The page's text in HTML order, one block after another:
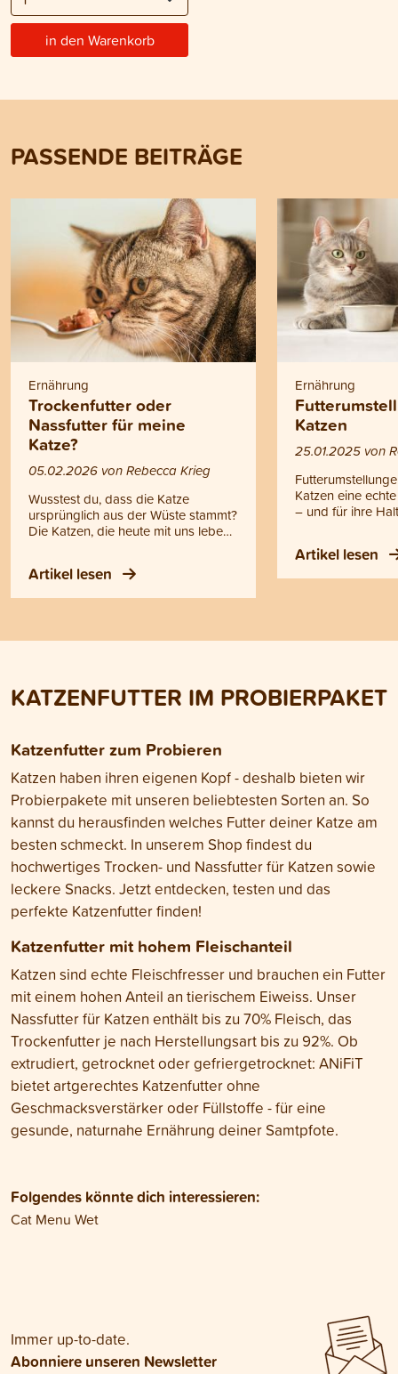
in den Warenkorb
PASSENDE BEITRÄGE
Ernährung
Trockenfutter oder
Nassfutter für meine
Katze?
05.02.2026 von Rebecca Krieg
Wusstest du, dass die Katze
ursprünglich aus der Wüste stammt?
Die Katzen, die heute mit uns leben,
Felbkatze (Felis silvestris lybica),
verwandt. Dieses Wissen hilft, die
und zu entscheiden, ob
diesem Blogartikel erfährst du,
worauf es bei der artgerechten
natürlichen Bedürfnissen am
nächsten kommt.
Artikel lesen
Ernährung
Katzen
25.01.2025 von
Katzen eine
– und für ihre
beim Fressen
eigenen Kopf.
Stubentiger die
erfährst du, wie
Futterumstellung
Artikel lesen
KATZENFUTTER IM PROBIERPAKET
Katzenfutter zum Probieren
Katzen haben ihren eigenen Kopf - deshalb bieten wir
Probierpakete mit unseren beliebtesten Sorten an. So
kannst du herausfinden welches Futter deiner Katze am
besten schmeckt. In unserem Shop findest du
hochwertiges Trocken- und Nassfutter für Katzen sowie
leckere Snacks. Jetzt entdecken, testen und das
perfekte Katzenfutter finden!
Katzenfutter mit hohem Fleischanteil
Katzen sind echte Fleischfresser und brauchen ein Futter
mit einem hohen Anteil an tierischem Eiweiss. Unser
Nassfutter für Katzen enthält bis zu 70% Fleisch, das
Trockenfutter je nach Herstellungsart bis zu 92%. Ob
extrudiert, getrocknet oder gefriergetrocknet: ANiFiT
bietet artgerechtes Katzenfutter ohne
Geschmacksverstärker oder Füllstoffe - für eine
gesunde, naturnahe Ernährung deiner Samtpfote.
Folgendes könnte dich interessieren:
Cat Menu Wet
Immer up-to-date.
Abonniere unseren Newsletter